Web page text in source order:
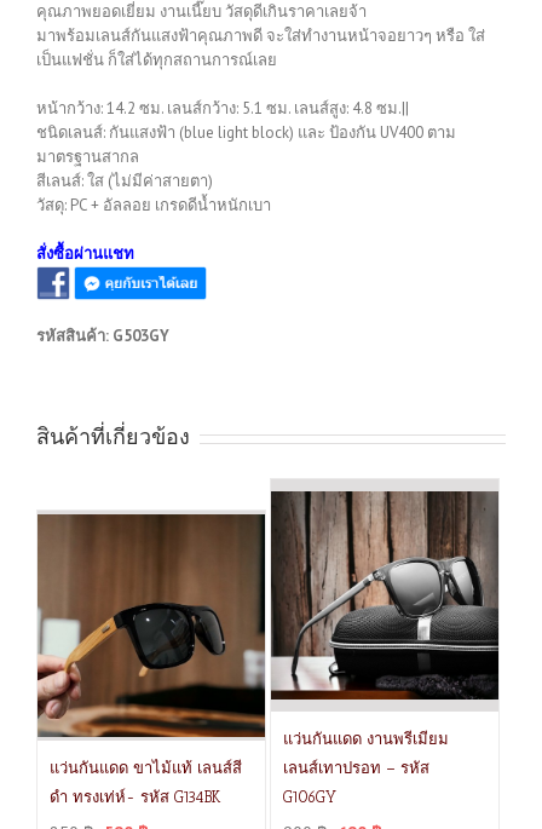
คุณภาพยอดเยี่ยม งานเนี๊ยบ วัสดุดีเกินราคาเลยจ้า
มาพร้อมเลนส์กันแสงฟ้าคุณภาพดี จะใส่ทำงานหน้าจอยาวๆ หรือ ใส่
เป็นแฟชั่น ก็ใส่ได้ทุกสถานการณ์เลย
หน้ากว้าง: 14.2 ซม. เลนส์กว้าง: 5.1 ซม. เลนส์สูง: 4.8 ซม.||
ชนิดเลนส์: กันแสงฟ้า (blue light block) และ ป้องกัน UV400 ตาม
มาตรฐานสากล
สีเลนส์: ใส (ไม่มีค่าสายตา)
วัสดุ: PC + อัลลอย เกรดดีน้ำหนักเบา
สั่งซื้อผ่านแชท
รหัสสินค้า: G503GY
สินค้าที่เกี่ยวข้อง
แว่นกันแดด ขาไม้แท้ เลนส์สี
ดำ ทรงเท่ห์- รหัส G134BK
แว่นกันแดด งานพรีเมียม
เลนส์เทาปรอท – รหัส
G106GY